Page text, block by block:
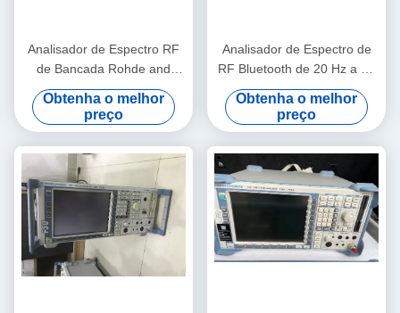
Analisador de Espectro RF
de Bancada Rohde and
Schwarz FSW67 com Faixa
de 2 Hz a 67 GHz e Baixo
Ruído de Fase
Obtenha o melhor
preço
Analisador de Espectro de
RF Bluetooth de 20 Hz a 50
GHz, usado pela Rohde And
Schwarz FSU50
Obtenha o melhor
preço